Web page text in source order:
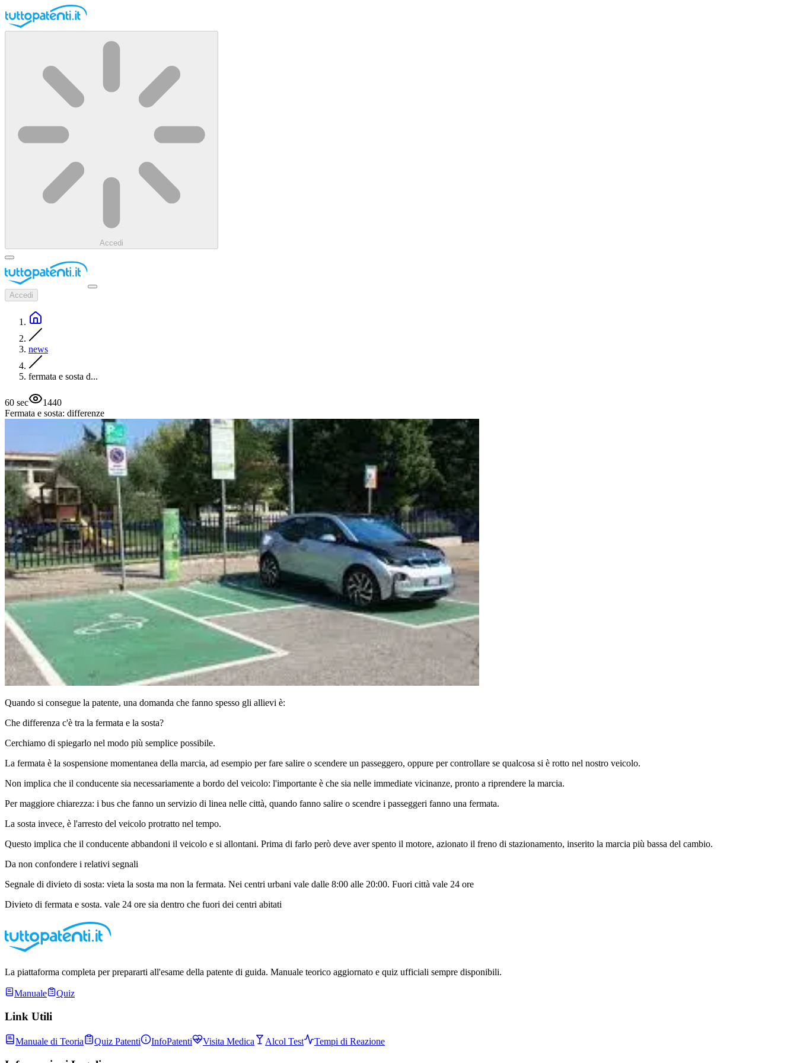
Accedi
Accedi
news
fermata e sosta d...
60 sec
1440
Fermata e sosta: differenze
Quando si consegue la patente, una domanda che fanno spesso gli allievi è:
Che differenza c'è tra la fermata e la sosta?
Cerchiamo di spiegarlo nel modo più semplice possibile.
La fermata è la sospensione momentanea della marcia, ad esempio per fare salire o scendere un passeggero, oppure per controllare se qualcosa si è rotto nel nostro veicolo.
Non implica che il conducente sia necessariamente a bordo del veicolo: l'importante è che sia nelle immediate vicinanze, pronto a riprendere la marcia.
Per maggiore chiarezza: i bus che fanno un servizio di linea nelle città, quando fanno salire o scendre i passeggeri fanno una fermata.
La sosta invece, è l'arresto del veicolo protratto nel tempo.
Questo implica che il conducente abbandoni il veicolo e si allontani. Prima di farlo però deve aver spento il motore, azionato il freno di stazionamento, inserito la marcia più bassa del cambio.
Da non confondere i relativi segnali
Segnale di divieto di sosta: vieta la sosta ma non la fermata. Nei centri urbani vale dalle 8:00 alle 20:00. Fuori città vale 24 ore
Divieto di fermata e sosta. vale 24 ore sia dentro che fuori dei centri abitati
La piattaforma completa per prepararti all'esame della patente di guida. Manuale teorico aggiornato e quiz ufficiali sempre disponibili.
Manuale Quiz
Link Utili
Manuale di Teoria Quiz Patenti InfoPatenti Visita Medica Alcol Test Tempi di Reazione